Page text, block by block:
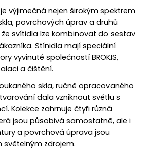
je výjimečná nejen širokým spektrem
povrchových úprav a druhů
svítidla lze kombinovat do sestav
Stínidla mají speciální
vyvinuté společností BROKIS,
a čištění.
skla, ručně opracovaného
dala vzniknout světlu s
Kolekce zahrnuje čtyři různá
jsou působivá samostatně, ale i
a povrchová úprava jsou
světelným zdrojem.